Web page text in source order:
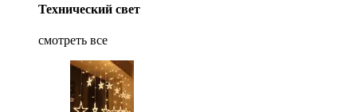
Технический свет
смотреть все